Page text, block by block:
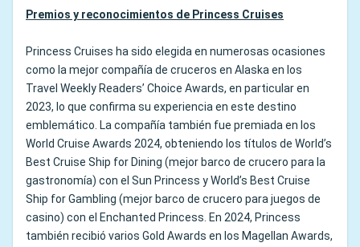
Premios y reconocimientos de Princess Cruises
Princess Cruises ha sido elegida en numerosas ocasiones
como la mejor compañía de cruceros en Alaska en los
Travel Weekly Readers’ Choice Awards, en particular en
2023, lo que confirma su experiencia en este destino
emblemático. La compañía también fue premiada en los
World Cruise Awards 2024, obteniendo los títulos de World’s
Best Cruise Ship for Dining (mejor barco de crucero para la
gastronomía) con el Sun Princess y World’s Best Cruise
Ship for Gambling (mejor barco de crucero para juegos de
casino) con el Enchanted Princess. En 2024, Princess
también recibió varios Gold Awards en los Magellan Awards,